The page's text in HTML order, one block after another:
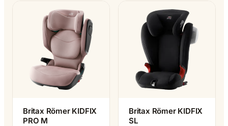
Britax Römer KIDFIX
PRO M
Britax Römer KIDFIX
SL